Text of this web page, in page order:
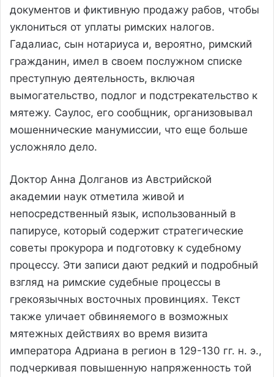
документов и фиктивную продажу рабов, чтобы
уклониться от уплаты римских налогов.
Гадалиас, сын нотариуса и, вероятно, римский
гражданин, имел в своем послужном списке
преступную деятельность, включая
вымогательство, подлог и подстрекательство к
мятежу. Саулос, его сообщник, организовывал
мошеннические манумиссии, что еще больше
усложняло дело.
Доктор Анна Долганов из Австрийской
академии наук отметила живой и
непосредственный язык, использованный в
папирусе, который содержит стратегические
советы прокурора и подготовку к судебному
процессу. Эти записи дают редкий и подробный
взгляд на римские судебные процессы в
грекоязычных восточных провинциях. Текст
также уличает обвиняемого в возможных
мятежных действиях во время визита
императора Адриана в регион в 129-130 гг. н. э.,
подчеркивая повышенную напряженность той